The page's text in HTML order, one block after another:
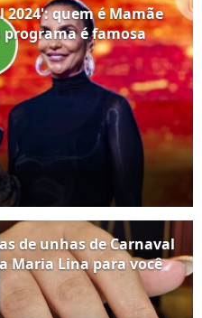
2024': quem é Mamãe
é famosa
de unhas de Carnaval
Maria Lina para você